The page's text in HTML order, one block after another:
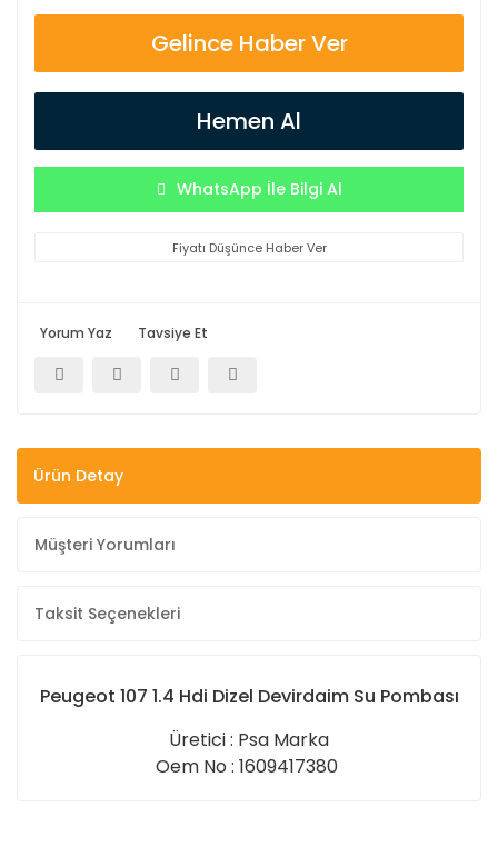
Gelince Haber Ver
Hemen Al
WhatsApp İle Bilgi Al
Fiyatı Düşünce Haber Ver
Yorum Yaz Tavsiye Et
Ürün Detay
Müşteri Yorumları
Taksit Seçenekleri
Peugeot 107 1.4 Hdi Dizel Devirdaim Su Pombası
Üretici : Psa Marka
Oem No : 1609417380